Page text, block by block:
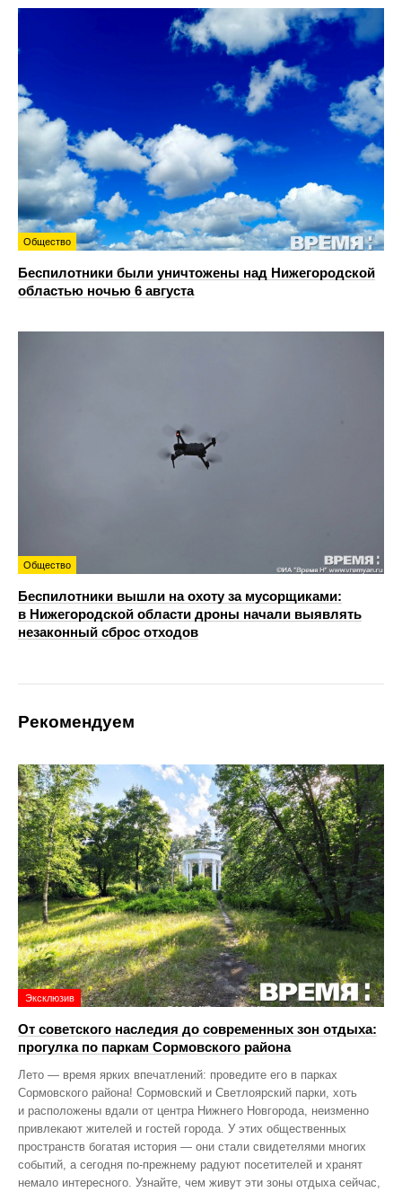
Общество
Беспилотники были уничтожены над Нижегородской
областью ночью 6 августа
Общество
Беспилотники вышли на охоту за мусорщиками:
в Нижегородской области дроны начали выявлять
незаконный сброс отходов
Рекомендуем
Эксклюзив
От советского наследия до современных зон отдыха:
прогулка по паркам Сормовского района
Лето — время ярких впечатлений: проведите его в парках
Сормовского района! Сормовский и Светлоярский парки, хоть
и расположены вдали от центра Нижнего Новгорода, неизменно
привлекают жителей и гостей города. У этих общественных
пространств богатая история — они стали свидетелями многих
событий, а сегодня по‑прежнему радуют посетителей и хранят
немало интересного. Узнайте, чем живут эти зоны отдыха сейчас,